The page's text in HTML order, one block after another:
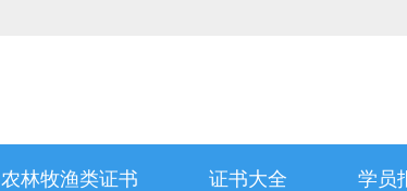
农林牧渔类证书 证书大全 学员